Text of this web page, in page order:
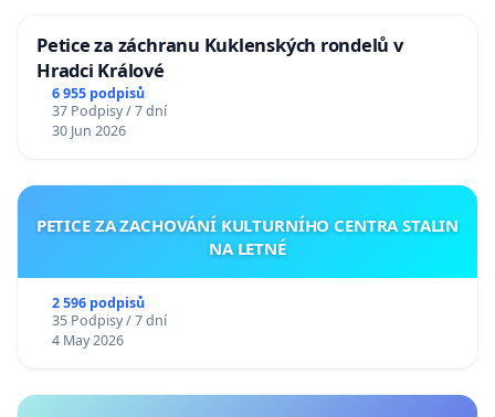
Petice za záchranu Kuklenských rondelů v
Hradci Králové
6 955 podpisů
37 Podpisy / 7 dní
30 Jun 2026
PETICE ZA ZACHOVÁNÍ KULTURNÍHO CENTRA STALIN
NA LETNÉ
2 596 podpisů
35 Podpisy / 7 dní
4 May 2026